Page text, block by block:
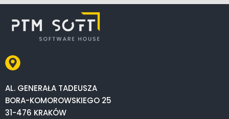
AL. GENERAŁA TADEUSZA
BORA-KOMOROWSKIEGO 25
31-476 KRAKÓW